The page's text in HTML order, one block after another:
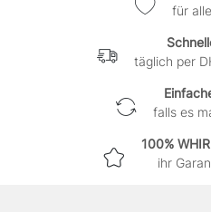
für
täglich per
falls es
100%
ihr